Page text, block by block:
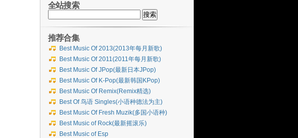
全站搜索
索：
推荐合集
Best Music Of 2013(2013年每月新歌)
Best Music Of 2011(2011年每月新歌)
Best Music Of JPop(最新日本JPop)
Best Music Of K-Pop(最新韩国KPop)
Best Music Of Remix(Remix精选)
Best Of 鸟语 Singles(小语种德法为主)
Best Music Of Fresh Muzik(多国小语种)
Best Music of Rock(最新摇滚乐)
Best Music of Esp